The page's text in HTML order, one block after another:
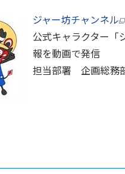
ジャー坊チャンネル
公式キャラクター「
報を動画で発信
担当部署 企画総務